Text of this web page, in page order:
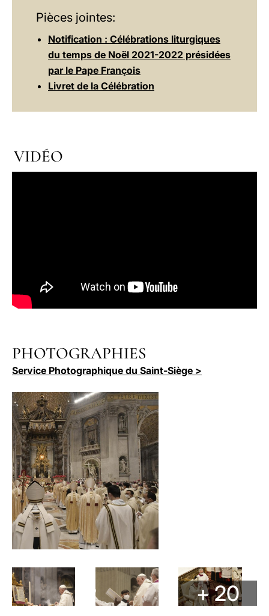
Pièces jointes:
Notification : Célébrations liturgiques
du temps de Noël 2021-2022 présidées
par le Pape François
Livret de la Célébration
VIDÉO
PHOTOGRAPHIES
Service Photographique du Saint-Siège >
+ 20